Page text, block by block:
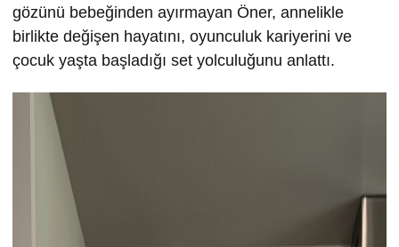
gözünü bebeğinden ayırmayan Öner, annelikle
birlikte değişen hayatını, oyunculuk kariyerini ve
çocuk yaşta başladığı set yolculuğunu anlattı.